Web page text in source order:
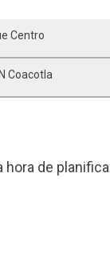
Centro
Coacotla
hora de